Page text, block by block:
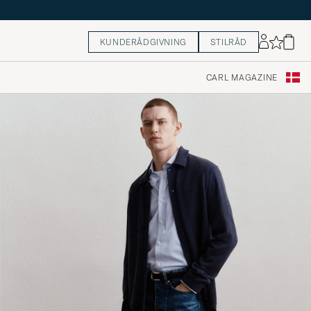
KUNDERÅDGIVNING STILRÅD
CARL MAGAZINE